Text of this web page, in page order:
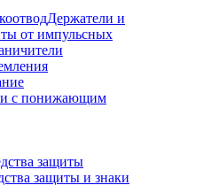
Держатели и
от импульсных
с понижающим
защиты
защиты и знаки